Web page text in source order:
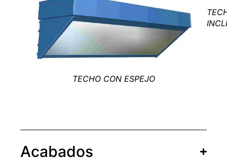
TECHO CON ESPEJO
Acabados